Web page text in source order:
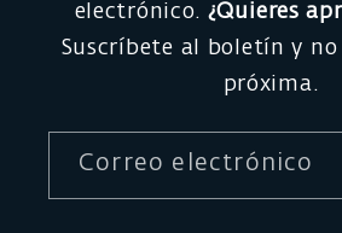
electrónico. ¿Quieres
Suscríbete al boletín y
próxima.
Correo electrónico